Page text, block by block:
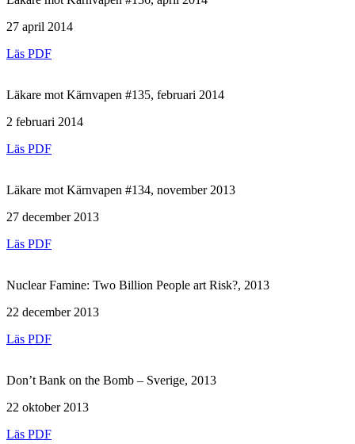
27 april 2014
Läs PDF
Läkare mot Kärnvapen #135, februari 2014
2 februari 2014
Läs PDF
Läkare mot Kärnvapen #134, november 2013
27 december 2013
Läs PDF
Nuclear Famine: Two Billion People art Risk?, 2013
22 december 2013
Läs PDF
Don’t Bank on the Bomb – Sverige, 2013
22 oktober 2013
Läs PDF